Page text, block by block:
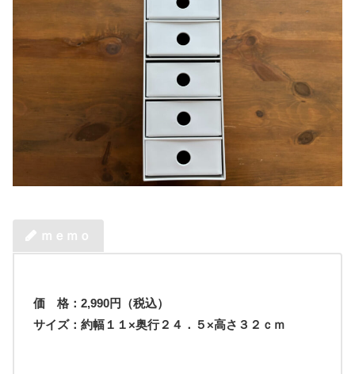
ｍｅｍｏ
価 格： 2,990円（税込）
サイズ：約幅１１×奥行２４．５×高さ３２ｃｍ